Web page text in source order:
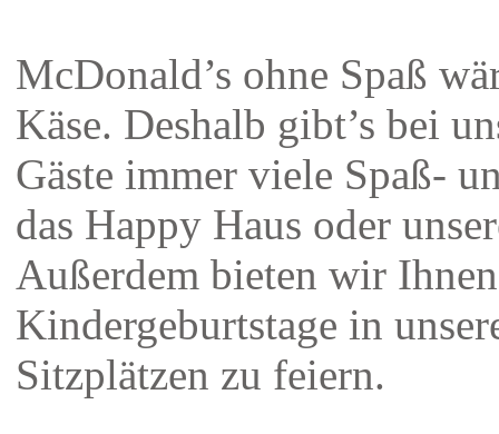
McDonald’s ohne Spaß
Käse. Deshalb gibt’s bei
Gäste immer viele Spaß-
das Happy Haus oder
Außerdem bieten wir
Kindergeburtstage in
Sitzplätzen zu feiern.